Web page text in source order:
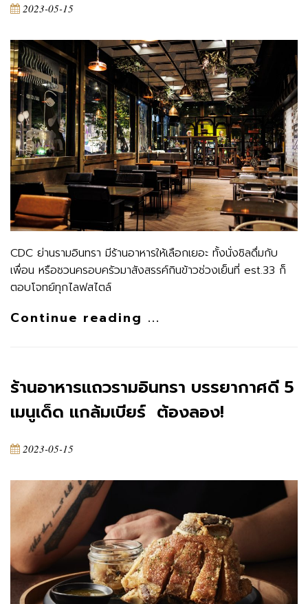
2023-05-15
CDC ย่านรามอินทรา มีร้านอาหารให้เลือกเยอะ ทั้งนั่งชิลดื่มกับ
เพื่อน หรือชวนครอบครัวมาสังสรรค์กินข้าวช่วงเย็นที่ est.33 ก็
ตอบโจทย์ทุกไลฟสไตล์
Continue reading ...
ร้านอาหารแถวรามอินทรา บรรยากาศดี 5
เมนูเด็ด แกล้มเบียร์ ต้องลอง!
2023-05-15